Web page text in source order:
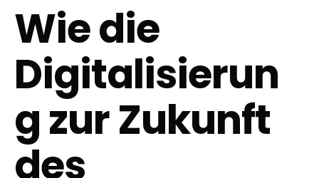
Wie die
Digitalisierun
g zur Zukunft
des